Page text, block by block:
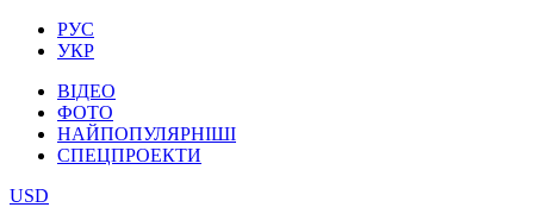
РУС
УКР
ВІДЕО
ФОТО
НАЙПОПУЛЯРНІШІ
СПЕЦПРОЕКТИ
USD